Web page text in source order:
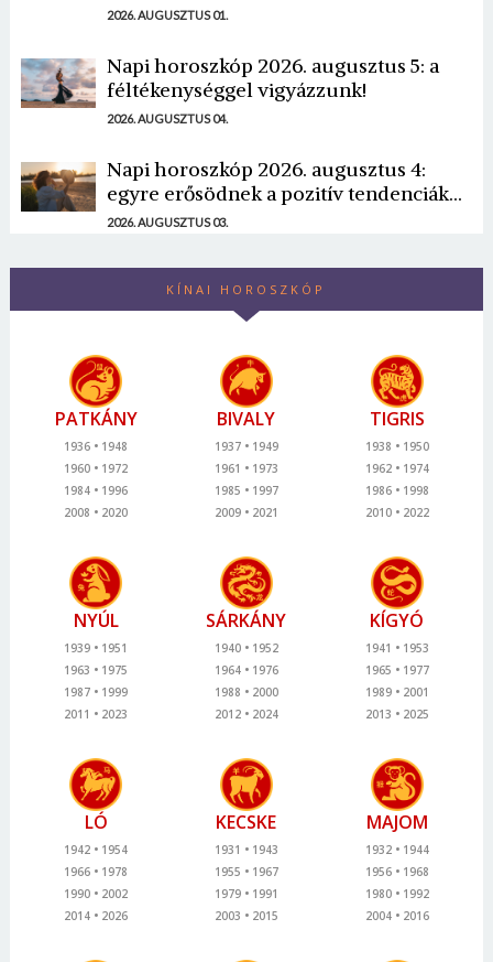
2026. AUGUSZTUS 01.
Napi horoszkóp 2026. augusztus 5: a
féltékenységgel vigyázzunk!
2026. AUGUSZTUS 04.
Napi horoszkóp 2026. augusztus 4:
egyre erősödnek a pozitív tendenciák...
2026. AUGUSZTUS 03.
KÍNAI HOROSZKÓP
PATKÁNY
1936
1948
1960
1972
1984
1996
2008
2020
BIVALY
1937
1949
1961
1973
1985
1997
2009
2021
TIGRIS
1938
1950
1962
1974
1986
1998
2010
2022
NYÚL
1939
1951
1963
1975
1987
1999
2011
2023
SÁRKÁNY
1940
1952
1964
1976
1988
2000
2012
2024
KÍGYÓ
1941
1953
1965
1977
1989
2001
2013
2025
LÓ
1942
1954
1966
1978
1990
2002
2014
2026
KECSKE
1931
1943
1955
1967
1979
1991
2003
2015
MAJOM
1932
1944
1956
1968
1980
1992
2004
2016